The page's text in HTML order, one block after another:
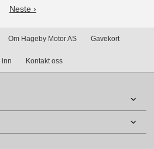
Neste ›
Om Hageby Motor AS Gavekort
inn Kontakt oss